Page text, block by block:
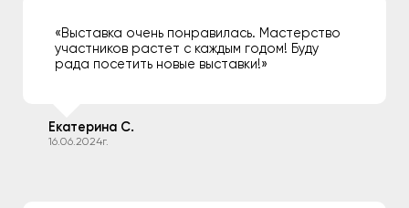
«Выставка очень понравилась. Мастерство
участников растет с каждым годом! Буду
рада посетить новые выставки!»
Екатерина С.
16.06.2024г.